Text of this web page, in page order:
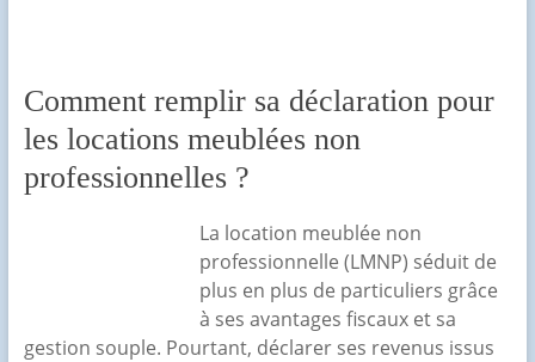
Comment remplir sa déclaration pour
les locations meublées non
professionnelles ?
La location meublée non
professionnelle (LMNP) séduit de
plus en plus de particuliers grâce
à ses avantages fiscaux et sa
gestion souple. Pourtant, déclarer ses revenus issus